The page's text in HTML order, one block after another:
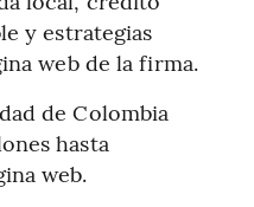
y estrategias
web de la firma.
de Colombia
hasta
web.